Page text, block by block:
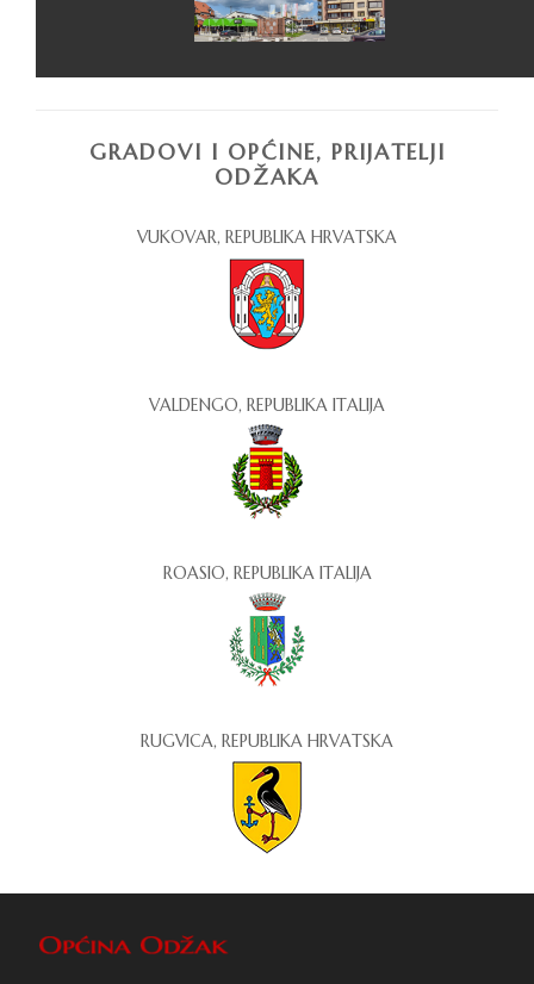
GRADOVI I OPĆINE, PRIJATELJI
ODŽAKA
VUKOVAR, REPUBLIKA HRVATSKA
VALDENGO, REPUBLIKA ITALIJA
ROASIO, REPUBLIKA ITALIJA
RUGVICA, REPUBLIKA HRVATSKA